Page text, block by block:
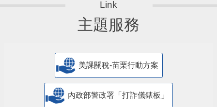
主題服務
美課關稅-苗栗行動方案
內政部警政署「打詐儀錶板」